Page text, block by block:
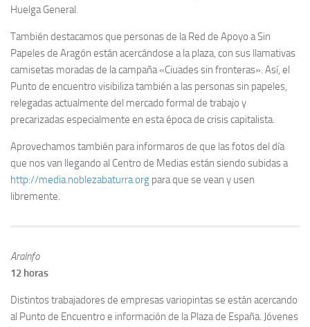
Huelga General.
También destacamos que personas de la Red de Apoyo a Sin
Papeles de Aragón están acercándose a la plaza, con sus llamativas
camisetas moradas de la campaña «Ciuades sin fronteras». Así, el
Punto de encuentro visibiliza también a las personas sin papeles,
relegadas actualmente del mercado formal de trabajo y
precarizadas especialmente en esta época de crisis capitalista.
Aprovechamos también para informaros de que las fotos del día
que nos van llegando al Centro de Medias están siendo subidas a
http://media.noblezabaturra.org para que se vean y usen
libremente.
AraInfo
12 horas
Distintos trabajadores de empresas variopintas se están acercando
al Punto de Encuentro e información de la Plaza de España. Jóvenes